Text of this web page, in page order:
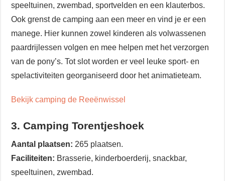
speeltuinen, zwembad, sportvelden en een klauterbos.
Ook grenst de camping aan een meer en vind je er een
manege. Hier kunnen zowel kinderen als volwassenen
paardrijlessen volgen en mee helpen met het verzorgen
van de pony’s. Tot slot worden er veel leuke sport- en
spelactiviteiten georganiseerd door het animatieteam.
Bekijk camping de Reeënwissel
3. Camping Torentjeshoek
Aantal plaatsen: 265 plaatsen.
Faciliteiten: Brasserie, kinderboerderij, snackbar,
speeltuinen, zwembad.